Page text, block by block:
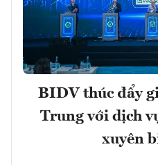
BIDV thúc đẩy
Trung với dịch
xuyên